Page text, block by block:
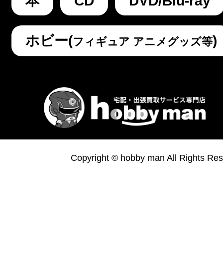
ホビー(フィギュア アニメグッズ等)
Copyright © hobby man All Rights